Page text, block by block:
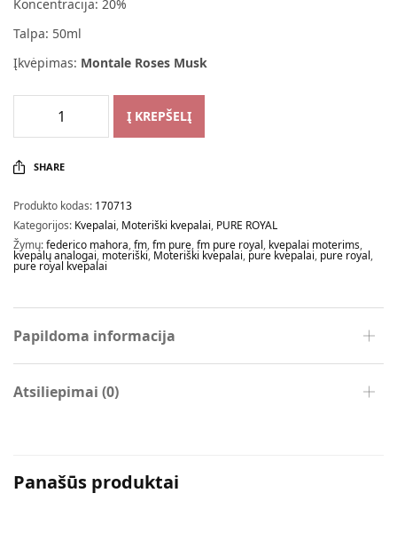
Koncentracija: 20%
Talpa: 50ml
Įkvėpimas: Montale Roses Musk
Į KREPŠELĮ
SHARE
Produkto kodas: 170713
Kategorijos: Kvepalai, Moteriški kvepalai, PURE ROYAL
Žymų:federico mahora,fm,fm pure,fm pure royal, kvepalai moterims,
kvepalų analogai, moteriški, Moteriški kvepalai, pure kvepalai, pure royal,
pure royal kvepalai
Papildoma informacija
Atsiliepimai (0)
Panašūs produktai